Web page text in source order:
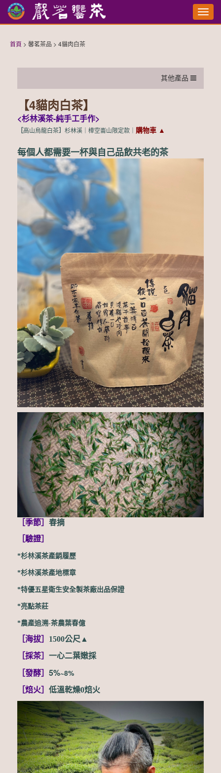
切
換
首頁 > 馨茗茶品 > 4貓肉白茶
其他產品
【4貓肉白茶】
<杉林溪茶-純手工手作>
［高山烏龍白茶］ 杉林溪｜樟空崙山限定款｜ 購物車 ▲
每個人都需要一杯與自己品飲共老的茶
［季節
春摘
［驗證
*杉林溪茶產銷履歷
*杉林溪茶產地標章
*特優五星衛生安全製茶廠出品保證
*亮點茶莊
*農產追溯-茶農葉春億
［海拔 1500公尺 ▲
［採茶］ 一心二葉嫩採
［發酵 5%~8%
焙火 低溫乾燥0焙火